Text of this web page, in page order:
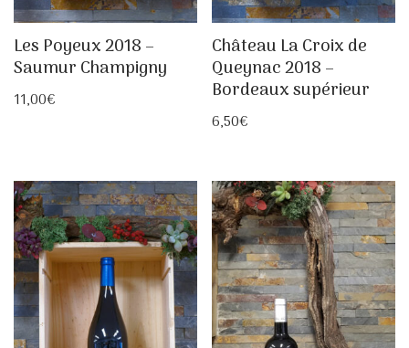
Les Poyeux 2018 –
Saumur Champigny
11,00€
Château La Croix de
Queynac 2018 –
Bordeaux supérieur
6,50€